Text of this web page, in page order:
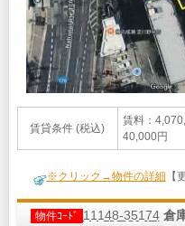
賃貸条件 (税込)
賃料：
40,000円
※クリック→物件の詳細 【
物件ｺｰﾄﾞ 11148-35174 倉